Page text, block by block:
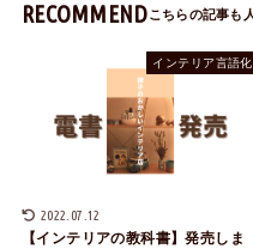
RECOMMEND
インテリア言語化
2022.07.12
【インテリアの教科書】発売しま